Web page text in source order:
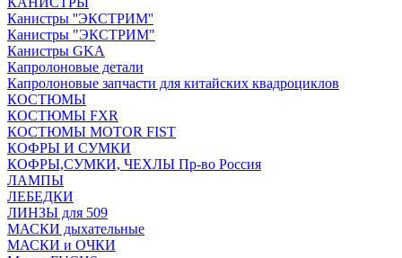
Канистры ''ЭКСТРИМ''
Канистры "ЭКСТРИМ"
Канистры GKA
Капролоновые детали
Капролоновые запчасти для китайских квадроциклов
КОСТЮМЫ
КОСТЮМЫ FXR
КОСТЮМЫ MOTOR FIST
КОФРЫ И СУМКИ
КОФРЫ,СУМКИ, ЧЕХЛЫ Пр-во Россия
ЛАМПЫ
ЛЕБЕДКИ
ЛИНЗЫ для 509
МАСКИ дыхательные
МАСКИ и ОЧКИ